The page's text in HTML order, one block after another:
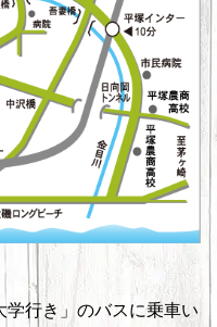
行き」のバスに乗車い